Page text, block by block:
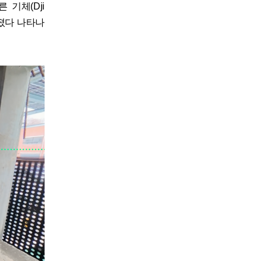
기체(Dji
다 나타나